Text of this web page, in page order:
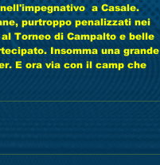
a Casale.
purtroppo penalizzati nei
Torneo di Campalto e belle
Insomma una grande
E ora via con il camp che